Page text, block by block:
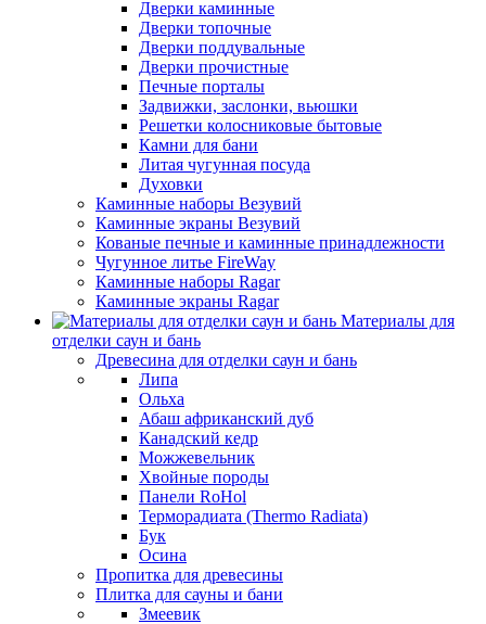
Дверки каминные
Дверки топочные
Дверки поддувальные
Дверки прочистные
Печные порталы
Задвижки, заслонки, вьюшки
Решетки колосниковые бытовые
Камни для бани
Литая чугунная посуда
Духовки
Каминные наборы Везувий
Каминные экраны Везувий
Кованые печные и каминные принадлежности
Чугунное литье FireWay
Каминные наборы Ragar
Каминные экраны Ragar
Материалы для
отделки саун и бань
Древесина для отделки саун и бань
Липа
Ольха
Абаш африканский дуб
Канадский кедр
Можжевельник
Хвойные породы
Панели RoHol
Терморадиата (Thermo Radiata)
Бук
Осина
Пропитка для древесины
Плитка для сауны и бани
Змеевик